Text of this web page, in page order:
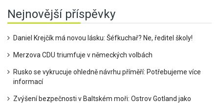
Nejnovější příspěvky
Daniel Krejčík má novou lásku: Šéfkuchař? Ne, ředitel školy!
Merzova CDU triumfuje v německých volbách
Rusko se vykrucuje ohledně návrhu příměří: Potřebujeme více
informací
Zvýšení bezpečnosti v Baltském moři: Ostrov Gotland jako